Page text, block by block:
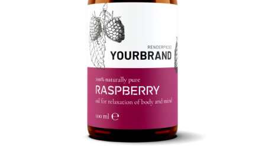
3D Braunglasflasche 100ml
3D Produktrendering